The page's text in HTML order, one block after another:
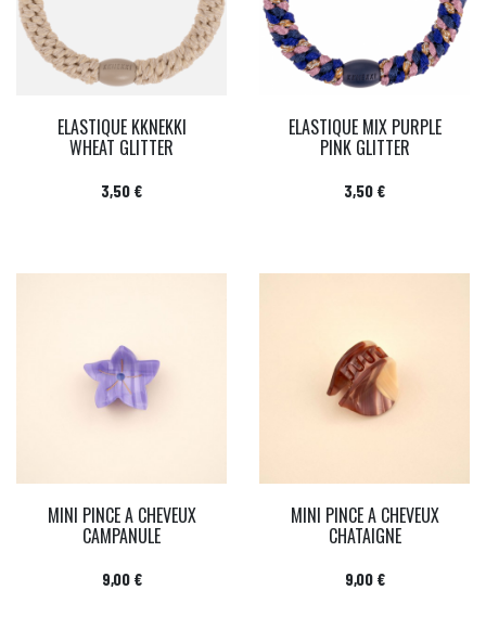
ELASTIQUE KKNEKKI
WHEAT GLITTER
Prix
3,50 €
ELASTIQUE MIX PURPLE
PINK GLITTER
Prix
3,50 €
MINI PINCE A CHEVEUX
CAMPANULE
Prix
9,00 €
MINI PINCE A CHEVEUX
CHATAIGNE
Prix
9,00 €